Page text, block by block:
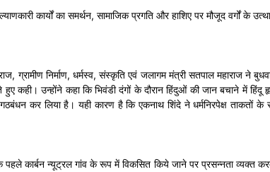
कार्यों का समर्थन, सामाजिक प्रगति और हाशिए पर मौजूद वर्गों
ग्रामीण निर्माण, धर्मस्व, संस्कृति एवं जलागम मंत्री सतपाल महाराज ने
कही। उन्होंने कहा कि भिवंडी दंगों के दौरान हिंदुओं की जान बचाने में
कर लिया है। यही कारण है कि एकनाथ शिंदे ने धर्मनिरपेक्ष
कार्बन न्यूट्रल गांव के रूप में विकसित किये जाने पर प्रसन्नता व्यक्त